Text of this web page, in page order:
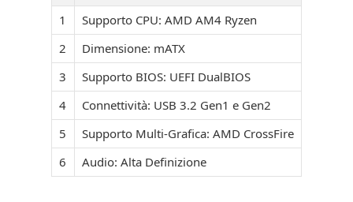
1
Supporto CPU: AMD AM4 Ryzen
2
Dimensione: mATX
3
Supporto BIOS: UEFI DualBIOS
4
Connettività: USB 3.2 Gen1 e Gen2
5
Supporto Multi-Grafica: AMD CrossFire
6
Audio: Alta Definizione